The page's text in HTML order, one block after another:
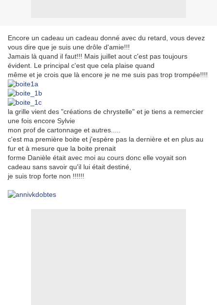
Encore un cadeau un cadeau donné avec du retard, vous devez
vous dire que je suis une drôle d'amie!!!
Jamais là quand il faut!!! Mais juillet aout c'est pas toujours
évident. Le principal c'est que cela plaise quand
même et je crois que là encore je ne me suis pas trop trompée!!!!
la grille vient des "créations de chrystelle" et je tiens a remercier
une fois encore Sylvie
mon prof de cartonnage et autres.....
c'est ma première boite et j'espère pas la dernière et en plus au
fur et à mesure que la boite prenait
forme Danièle était avec moi au cours donc elle voyait son
cadeau sans savoir qu'il lui était destiné,
je suis trop forte non !!!!!!